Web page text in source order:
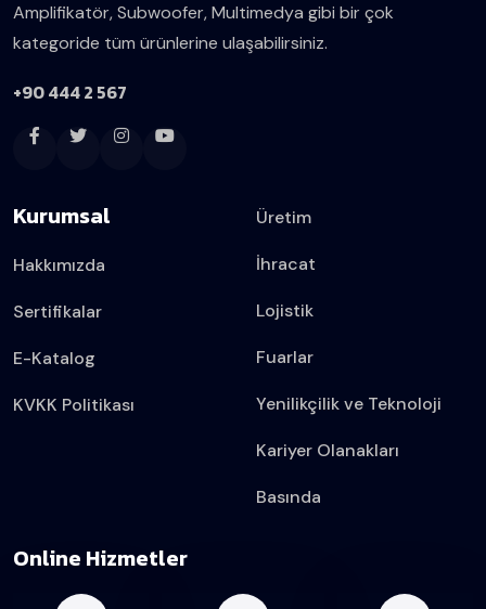
Amplifikatör, Subwoofer, Multimedya gibi bir çok
kategoride tüm ürünlerine ulaşabilirsiniz.
+90 444 2 567
Kurumsal
Hakkımızda
Sertifikalar
E-Katalog
KVKK Politikası
Üretim
İhracat
Lojistik
Fuarlar
Yenilikçilik ve Teknoloji
Kariyer Olanakları
Basında
Online Hizmetler